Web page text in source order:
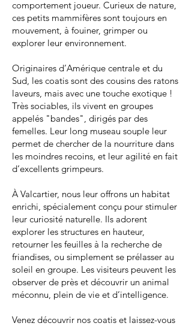
comportement joueur. Curieux de nature,
ces petits mammifères sont toujours en
mouvement, à fouiner, grimper ou
explorer leur environnement.
Originaires d’Amérique centrale et du
Sud, les coatis sont des cousins des ratons
laveurs, mais avec une touche exotique !
Très sociables, ils vivent en groupes
appelés "bandes", dirigés par des
femelles. Leur long museau souple leur
permet de chercher de la nourriture dans
les moindres recoins, et leur agilité en fait
d’excellents grimpeurs.
À Valcartier, nous leur offrons un habitat
enrichi, spécialement conçu pour stimuler
leur curiosité naturelle. Ils adorent
explorer les structures en hauteur,
retourner les feuilles à la recherche de
friandises, ou simplement se prélasser au
soleil en groupe. Les visiteurs peuvent les
observer de près et découvrir un animal
méconnu, plein de vie et d’intelligence.
Venez découvrir nos coatis et laissez-vous